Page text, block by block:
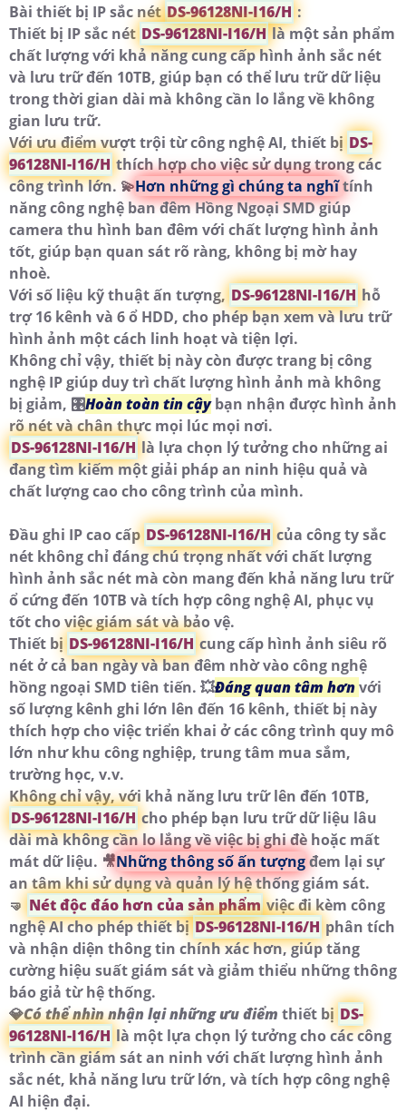
Bài thiết bị IP sắc nétDS-96128NI-I16/H :
Thiết bị IP sắc nét DS-96128NI-I16/Hlà một sản phẩm
chất lượng với khả năng cung cấp hình ảnh sắc nét
và lưu trữ đến 10TB, giúp bạn có thể lưu trữ dữ liệu
trong thời gian dài mà không cần lo lắng về không
gian lưu trữ.
Với ưu điểm vượt trội từ công nghệ AI, thiết bị DS-
96128NI-I16/H thích hợp cho việc sử dụng trong các
công trình lớn. 💫Hơn những gì chúng ta nghĩtính
năng công nghệ ban đêm Hồng Ngoại SMD giúp
camera thu hình ban đêm với chất lượng hình ảnh
tốt, giúp bạn quan sát rõ ràng, không bị mờ hay
nhoè.
Với số liệu kỹ thuật ấn tượng, DS-96128NI-I16/H hỗ
trợ 16 kênh và 6 ổ HDD, cho phép bạn xem và lưu trữ
hình ảnh một cách linh hoạt và tiện lợi.
Không chỉ vậy, thiết bị này còn được trang bị công
nghệ IP giúp duy trì chất lượng hình ảnh mà không
bị giảm, 🎛Hoàn toàn tin cậybạn nhận được hình ảnh
rõ nét và chân thực mọi lúc mọi nơi.
DS-96128NI-I16/H là lựa chọn lý tưởng cho những ai
đang tìm kiếm một giải pháp an ninh hiệu quả và
chất lượng cao cho công trình của mình.
Đầu ghi IP cao cấp DS-96128NI-I16/H của công ty sắc
nét không chỉ đáng chú trọng nhất với chất lượng
hình ảnh sắc nét mà còn mang đến khả năng lưu trữ
ổ cứng đến 10TB và tích hợp công nghệ AI, phục vụ
tốt cho việc giám sát và bảo vệ.
Thiết bị DS-96128NI-I16/H cung cấp hình ảnh siêu rõ
nét ở cả ban ngày và ban đêm nhờ vào công nghệ
hồng ngoại SMD tiên tiến. 💥Đáng quan tâm hơnvới
số lượng kênh ghi lớn lên đến 16 kênh, thiết bị này
thích hợp cho việc triển khai ở các công trình quy mô
lớn như khu công nghiệp, trung tâm mua sắm,
trường học, v.v.
Không chỉ vậy, với khả năng lưu trữ lên đến 10TB,
DS-96128NI-I16/H cho phép bạn lưu trữ dữ liệu lâu
dài mà không cần lo lắng về việc bị ghi đè hoặc mất
mát dữ liệu. 🎥Những thông số ấn tượngđem lại sự
an tâm khi sử dụng và quản lý hệ thống giám sát.
🤜 Nét độc đáo hơn của sản phẩmviệc đi kèm công
nghệ AI cho phép thiết bịDS-96128NI-I16/H phân tích
và nhận diện thông tin chính xác hơn, giúp tăng
cường hiệu suất giám sát và giảm thiểu những thông
báo giả từ hệ thống.
💎Có thể nhìn nhận lại những ưu điểm thiết bị DS-
96128NI-I16/H là một lựa chọn lý tưởng cho các công
trình cần giám sát an ninh với chất lượng hình ảnh
sắc nét, khả năng lưu trữ lớn, và tích hợp công nghệ
AI hiện đại.